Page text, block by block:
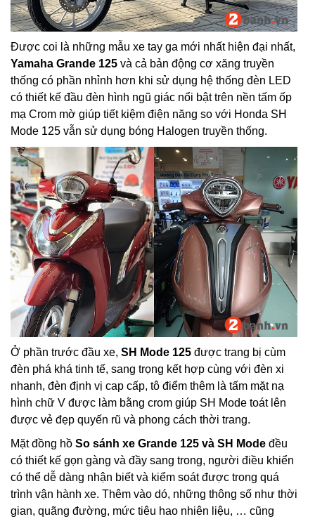
Được coi là những mẫu xe tay ga mới nhất hiện đại nhất,
Yamaha Grande 125 và cả bản động cơ xăng truyền
thống có phần nhỉnh hơn khi sử dụng hệ thống đèn LED
có thiết kế đầu đèn hình ngũ giác nổi bật trên nền tấm ốp
mạ Crom mờ giúp tiết kiệm điện năng so với Honda SH
Mode 125 vẫn sử dụng bóng Halogen truyền thống.
Ở phần trước đầu xe, SH Mode 125 được trang bị cùm
đèn phá khá tinh tế, sang trọng kết hợp cùng với đèn xi
nhanh, đèn định vị cap cấp, tô điểm thêm là tấm mặt nạ
hình chữ V được làm bằng crom giúp SH Mode toát lên
được vẻ đẹp quyến rũ và phong cách thời trang.
Mặt đồng hồ So sánh xe Grande 125 và SH Mode đều
có thiết kế gọn gàng và đầy sang trong, người điều khiển
có thể dễ dàng nhận biết và kiểm soát được trong quá
trình vận hành xe. Thêm vào dó, những thông số như thời
gian, quãng đường, mức tiêu hao nhiên liệu, … cũng